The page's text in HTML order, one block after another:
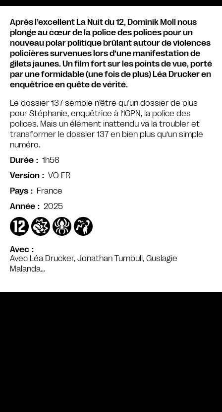
Avec
Avec Léa Drucker, Jonathan Turnbull, Guslagie
Malanda…
Après l’excellent La Nuit du 12, Dominik Moll nous
plonge au cœur de la police des polices pour un
nouveau polar politique brûlant autour de violences
policières survenues lors d’une manifestation de
gilets jaunes. Un film fort sur les points de vue, porté
par une formidable (une fois de plus) Léa Drucker en
enquêtrice en quête de vérité.
Le dossier 137 semble n’être qu’un dossier de plus
pour Stéphanie, enquêtrice à l’IGPN, la police des
polices. Mais un élément inattendu va la troubler et
transformer le dossier 137 en bien plus qu’un simple
numéro.
Durée
1h56
Version
VO FR
Pays
France
Année
2025